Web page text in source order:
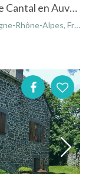
Maison bourgeoise à Oradour dans le Cantal en Auvergne
Alpes, France